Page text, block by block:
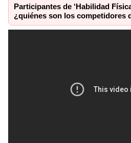
Participantes de ‘Habilidad
¿quiénes son los competidores